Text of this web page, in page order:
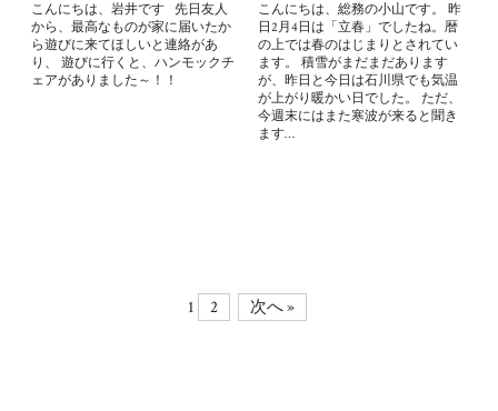
こんにちは、岩井です 先日友人
から、最高なものが家に届いたか
ら遊びに来てほしいと連絡があ
り、 遊びに行くと、ハンモックチ
ェアがありました～！！
こんにちは、総務の小山です。 昨
日2月4日は「立春」でしたね。暦
の上では春のはじまりとされてい
ます。 積雪がまだまだあります
が、昨日と今日は石川県でも気温
が上がり暖かい日でした。 ただ、
今週末にはまた寒波が来ると聞き
ます…
1 2 次へ »